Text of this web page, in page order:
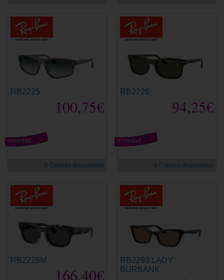
RB2225
100,75€
novedad
6 Colores disponibles
RB2226
94,25€
novedad
6 Colores disponibles
RB2228M
166,40€
RB2299 LADY
BURBANK